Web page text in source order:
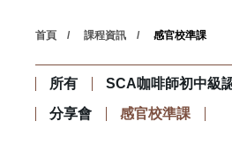
首頁 課程資訊 感官校準課
所有
SCA咖啡師初中級
分享會
感官校準課